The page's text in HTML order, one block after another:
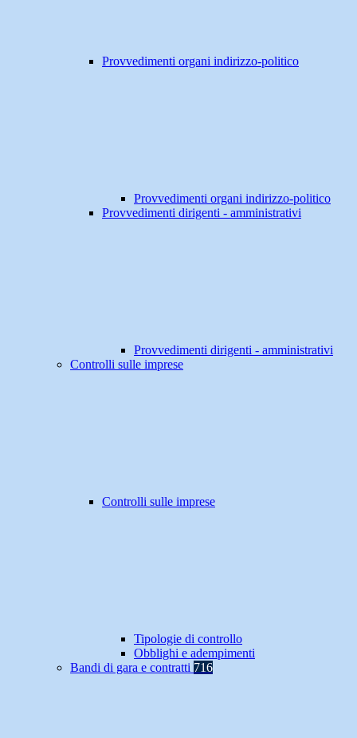
Provvedimenti organi indirizzo-politico
Provvedimenti organi indirizzo-politico
Provvedimenti dirigenti - amministrativi
Provvedimenti dirigenti - amministrativi
Controlli sulle imprese
Controlli sulle imprese
Tipologie di controllo
Obblighi e adempimenti
Bandi di gara e contratti 716